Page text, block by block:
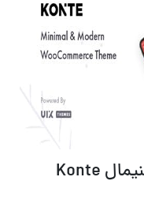
ویژگی های قالب مدرن و مینیمال Konte